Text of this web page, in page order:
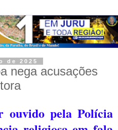
de 2025
nega acusações
ouvido pela Polícia